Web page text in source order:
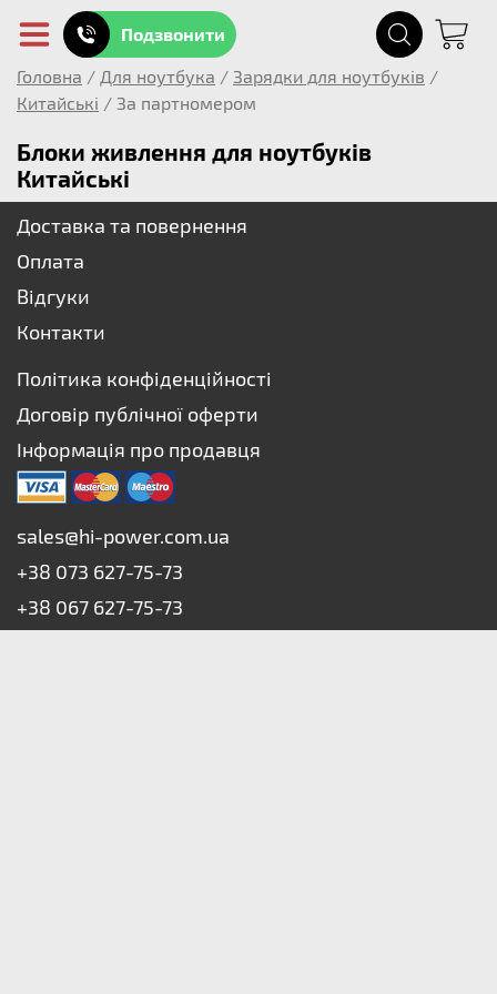
Подзвонити
Головна / Для ноутбука / Зарядки для ноутбуків /
Китайські / За партномером
Блоки живлення для ноутбуків
Китайські
Доставка та повернення
Оплата
Відгуки
Контакти
Політика конфіденційності
Договір публічної оферти
Інформація про продавця
sales@hi-power.com.ua
+38 073 627-75-73
+38 067 627-75-73